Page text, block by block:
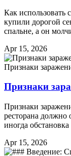
Как использовать
купили дорогой
спальне, а он
Apr 15, 2026
Признаки
Признаки
Признаки
ресторана должно
иногда
Apr 15, 2026